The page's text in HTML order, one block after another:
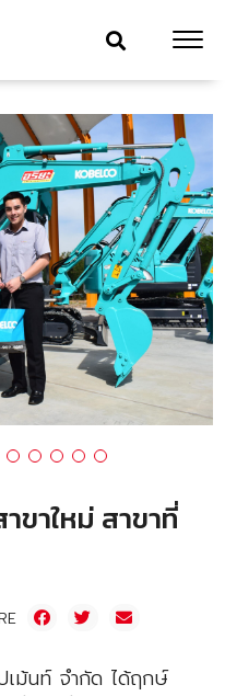
ขาใหม่ สาขาที่
ม้นท์ จำกัด ได้ฤกษ์